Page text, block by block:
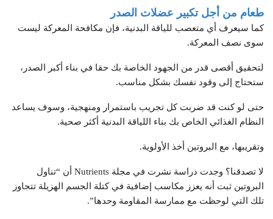
طعام من أجل تكبير عضلات الصدر
كما سيعرف أي متعصب للياقة البدنية، فإن مكافحة المعركة ليست
سوى نصف المعركة.
لتحقيق أقصى قدر من الجهود الخاصة بك حقا في بناء أكبر الصدر،
ستحتاج إلى وقود نفسك بشكل مناسب.
حتى لو كنت قد ضربت كل تجريب باستمرار ومنهجية، وسوف يساعد
النظام الغذائي الخاص بك بناء اللياقة البدنية أكثر صحية.
وتقريبها، مع البروتين أخذ الأولوية.
لا تصدقنا؟ وجدت دراسة نشرت في مجلة Nutrients أن “تناول
البروتين ثبت أنه يعزز مكاسب إضافية في كتلة الجسم الهزيلة تتجاوز
تلك التي لوحظت مع ممارسة المقاومة وحدها”.